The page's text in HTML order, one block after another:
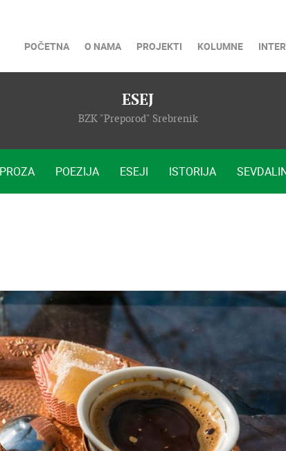
POČETNA O NAMA PROJEKTI KOLUMNE
ESEJ
BZK "Preporod" Srebrenik
PROZA POEZIJA ESEJI ISTORIJA